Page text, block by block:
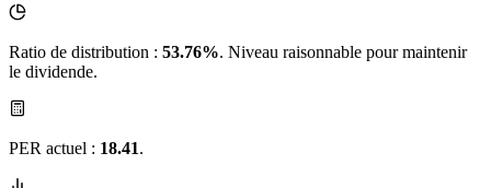
Ratio de distribution : 53.76%. Niveau raisonnable pour maintenir
le dividende.
PER actuel : 18.41.